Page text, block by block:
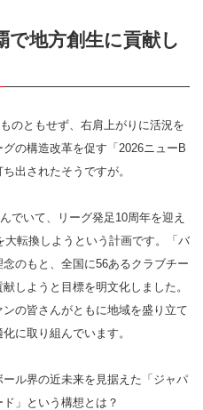
で地方創生に貢献し
のともせず、右肩上がりに活況を
の構造改革を促す「2026ニューB
出されたそうですが。
でいて、リーグ発足10周年を迎え
転換しようという計画です。「バ
のもと、全国に56あるクラブチー
しようと目標を明文化しました。
の皆さんがともに地域を盛り立て
に取り組んでいます。
ル界の近未来を見据えた「ジャパ
」という構想とは？